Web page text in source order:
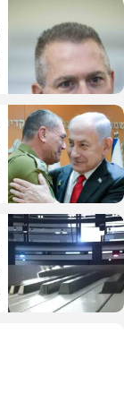
חדשות
מדיני